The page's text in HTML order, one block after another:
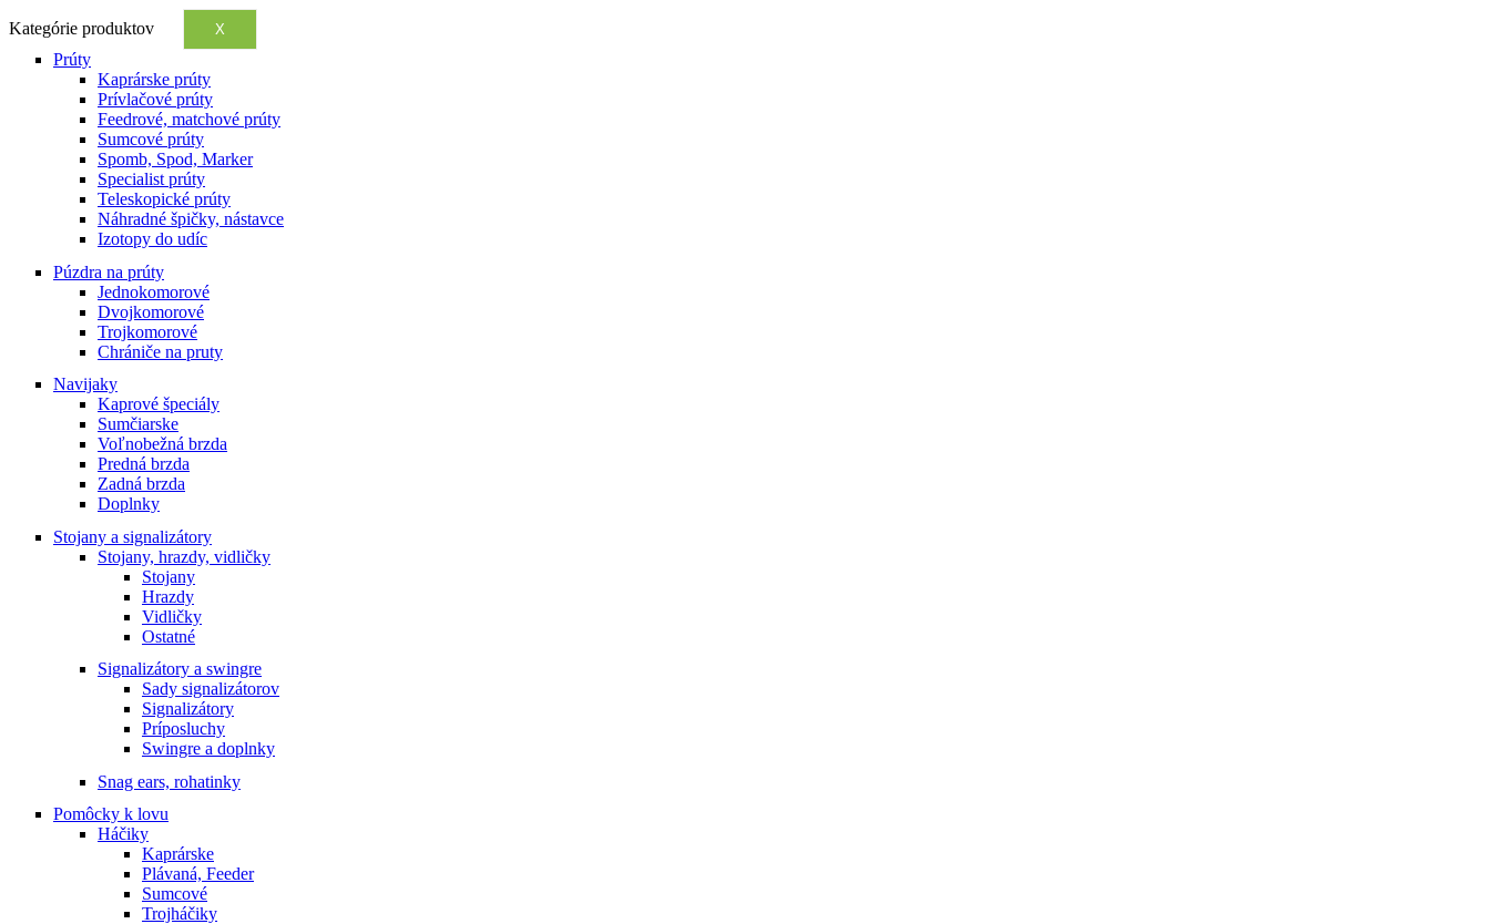
Kategórie produktov X
Prúty
Kaprárske prúty
Prívlačové prúty
Feedrové, matchové prúty
Sumcové prúty
Spomb, Spod, Marker
Specialist prúty
Teleskopické prúty
Náhradné špičky, nástavce
Izotopy do udíc
Púzdra na prúty
Jednokomorové
Dvojkomorové
Trojkomorové
Chrániče na pruty
Navijaky
Kaprové špeciály
Sumčiarske
Voľnobežná brzda
Predná brzda
Zadná brzda
Doplnky
Stojany a signalizátory
Stojany, hrazdy, vidličky
Stojany
Hrazdy
Vidličky
Ostatné
Signalizátory a swingre
Sady signalizátorov
Signalizátory
Príposluchy
Swingre a doplnky
Snag ears, rohatinky
Pomôcky k lovu
Háčiky
Kaprárske
Plávaná, Feeder
Sumcové
Trojháčiky